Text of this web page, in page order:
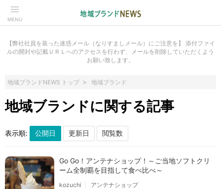
MENU
【弊社社員を装った迷惑メール（なりすましメール）にご注意を】 添付ファイ
ルの開封や記載ＵＲＬへのアクセスを行わず、メールを削除していただくよう
お願い致します。
地域ブランドNEWS トップ 地域ブランド
地域ブランドに関する記事
表示順:
Go Go！アンテナショップ！～ご当地ソフトクリ
ーム全制覇を目指して食べ比べ～
kozuchi
アンテナショップ